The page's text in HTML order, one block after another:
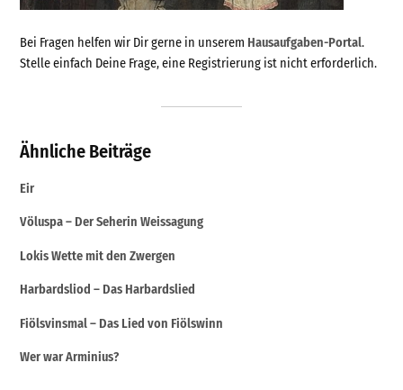
Bei Fragen helfen wir Dir gerne in unserem Hausaufgaben-Portal.
Stelle einfach Deine Frage, eine Registrierung ist nicht erforderlich.
Ähnliche Beiträge
Eir
Völuspa – Der Seherin Weissagung
Lokis Wette mit den Zwergen
Harbardsliod – Das Harbardslied
Fiölsvinsmal – Das Lied von Fiölswinn
Wer war Arminius?